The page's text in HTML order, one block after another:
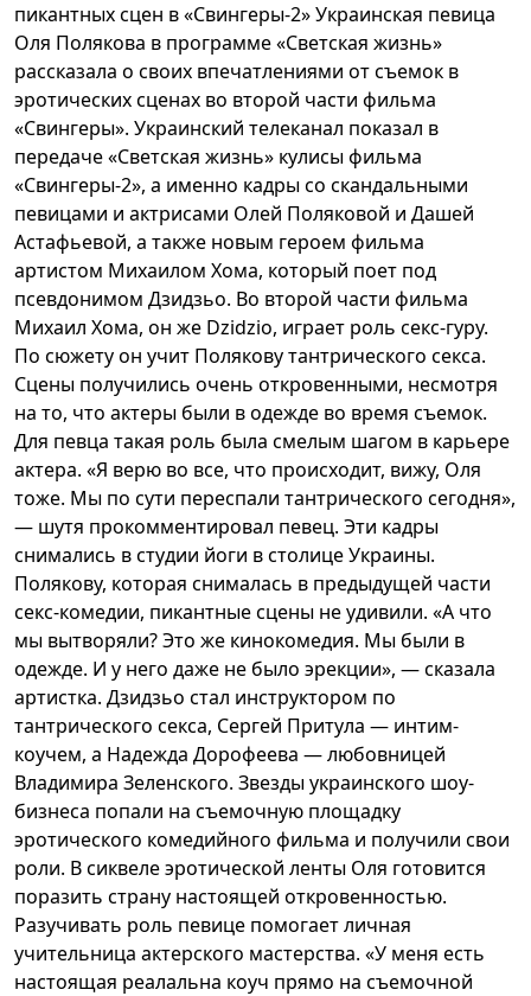
пикантных сцен в «Свингеры-2» Украинская певица
Оля Полякова в программе «Светская жизнь»
рассказала о своих впечатлениями от съемок в
эротических сценах во второй части фильма
«Свингеры». Украинский телеканал показал в
передаче «Светская жизнь» кулисы фильма
«Свингеры-2», а именно кадры со скандальными
певицами и актрисами Олей Поляковой и Дашей
Астафьевой, а также новым героем фильма
артистом Михаилом Хома, который поет под
псевдонимом Дзидзьо. Во второй части фильма
Михаил Хома, он же Dzidzio, играет роль секс-гуру.
По сюжету он учит Полякову тантрического секса.
Сцены получились очень откровенными, несмотря
на то, что актеры были в одежде во время съемок.
Для певца такая роль была смелым шагом в карьере
актера. «Я верю во все, что происходит, вижу, Оля
тоже. Мы по сути переспали тантрического сегодня»,
— шутя прокомментировал певец. Эти кадры
снимались в студии йоги в столице Украины.
Полякову, которая снималась в предыдущей части
секс-комедии, пикантные сцены не удивили. «А что
мы вытворяли? Это же кинокомедия. Мы были в
одежде. И у него даже не было эрекции», — сказала
артистка. Дзидзьо стал инструктором по
тантрического секса, Сергей Притула — интим-
коучем, а Надежда Дорофеева — любовницей
Владимира Зеленского. Звезды украинского шоу-
бизнеса попали на съемочную площадку
эротического комедийного фильма и получили свои
роли. В сиквеле эротической ленты Оля готовится
поразить страну настоящей откровенностью.
Разучивать роль певице помогает личная
учительница актерского мастерства. «У меня есть
настоящая реалальна коуч прямо на съемочной